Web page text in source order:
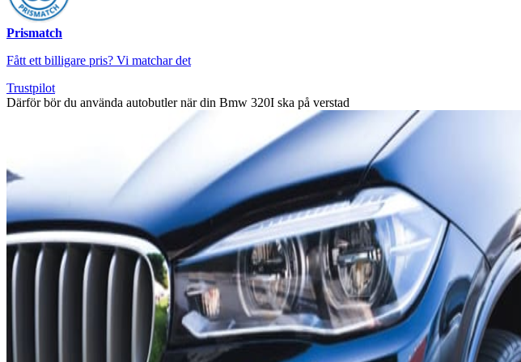
Prismatch
Fått ett billigare pris? Vi matchar det
Trustpilot
Därför bör du använda autobutler när din Bmw 320I ska på verstad